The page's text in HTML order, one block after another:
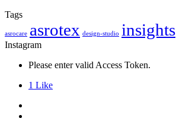
Tags
asrocare asrotex design-studio insights
Instagram
Please enter valid Access Token.
1 Like